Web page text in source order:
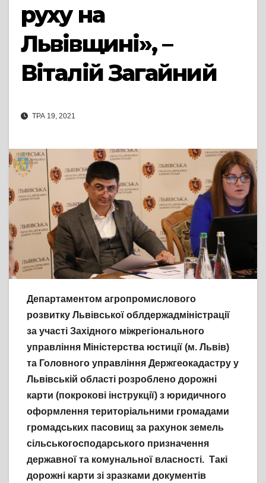
руху на
Львівщині», –
Віталій Загайний
ТРА 19, 2021
Департаментом агропромислового
розвитку Львівської облдержадміністрації
за участі Західного міжрегіонального
управління Міністерства юстиції (м. Львів)
та Головного управління Держгеокадастру у
Львівській області розроблено дорожні
карти (покрокові інструкції) з юридичного
оформлення територіальними громадами
громадських пасовищ за рахунок земель
сільськогосподарського призначення
державної та комунальної власності. Такі
дорожні карти зі зразками документів